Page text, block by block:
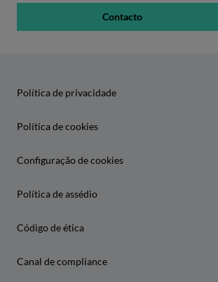
Contacto
Política de privacidade
Política de cookies
Configuração de cookies
Política de assédio
Código de ética
Canal de compliance